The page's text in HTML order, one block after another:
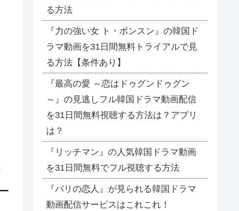
る方法
『力の強い女 ト・ボンスン』の韓国ド
ラマ動画を31日間無料トライアルで見
る方法【条件あり】
『最高の愛 ～恋はドゥグンドゥグン
～』の見逃しフル韓国ドラマ動画配信
を31日間無料視聴する方法は？アプリ
は？
『リッチマン』の人気韓国ドラマ動画
を31日間無料でフル視聴する方法
『パリの恋人』が見られる韓国ドラマ
動画配信サービスはこれこれ！